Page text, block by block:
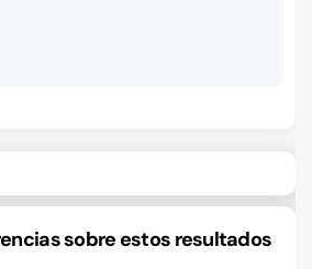
sobre estos resultados